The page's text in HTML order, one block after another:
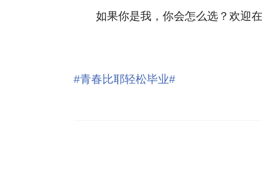
如果你是我，你会怎么选？欢迎
#青春比耶轻松毕业#